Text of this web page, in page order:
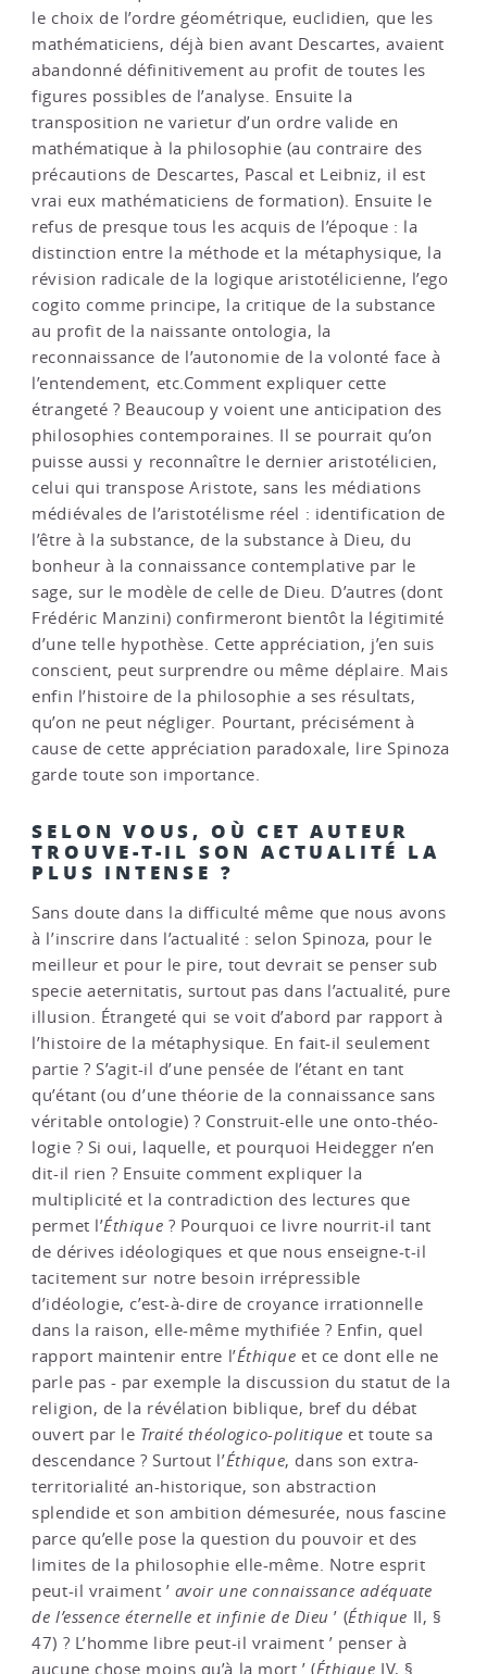
le choix de l’ordre géométrique, euclidien, que les
mathématiciens, déjà bien avant Descartes, avaient
abandonné définitivement au profit de toutes les
figures possibles de l’analyse. Ensuite la
transposition ne varietur d’un ordre valide en
mathématique à la philosophie (au contraire des
précautions de Descartes, Pascal et Leibniz, il est
vrai eux mathématiciens de formation). Ensuite le
refus de presque tous les acquis de l’époque : la
distinction entre la méthode et la métaphysique, la
révision radicale de la logique aristotélicienne, l’ego
cogito comme principe, la critique de la substance
au profit de la naissante ontologia, la
reconnaissance de l’autonomie de la volonté face à
l’entendement, etc.Comment expliquer cette
étrangeté ? Beaucoup y voient une anticipation des
philosophies contemporaines. Il se pourrait qu’on
puisse aussi y reconnaître le dernier aristotélicien,
celui qui transpose Aristote, sans les médiations
médiévales de l’aristotélisme réel : identification de
l’être à la substance, de la substance à Dieu, du
bonheur à la connaissance contemplative par le
sage, sur le modèle de celle de Dieu. D’autres (dont
Frédéric Manzini) confirmeront bientôt la légitimité
d’une telle hypothèse. Cette appréciation, j’en suis
conscient, peut surprendre ou même déplaire. Mais
enfin l’histoire de la philosophie a ses résultats,
qu’on ne peut négliger. Pourtant, précisément à
cause de cette appréciation paradoxale, lire Spinoza
garde toute son importance.
SELON VOUS, OÙ CET AUTEUR
TROUVE-T-IL SON ACTUALITÉ LA
PLUS INTENSE ?
Sans doute dans la difficulté même que nous avons
à l’inscrire dans l’actualité : selon Spinoza, pour le
meilleur et pour le pire, tout devrait se penser sub
specie aeternitatis, surtout pas dans l’actualité, pure
illusion. Étrangeté qui se voit d’abord par rapport à
l’histoire de la métaphysique. En fait-il seulement
partie ? S’agit-il d’une pensée de l’étant en tant
qu’étant (ou d’une théorie de la connaissance sans
véritable ontologie) ? Construit-elle une onto-théo-
logie ? Si oui, laquelle, et pourquoi Heidegger n’en
dit-il rien ? Ensuite comment expliquer la
multiplicité et la contradiction des lectures que
permet l’Éthique ? Pourquoi ce livre nourrit-il tant
de dérives idéologiques et que nous enseigne-t-il
tacitement sur notre besoin irrépressible
d’idéologie, c’est-à-dire de croyance irrationnelle
dans la raison, elle-même mythifiée ? Enfin, quel
rapport maintenir entre l’Éthique et ce dont elle ne
parle pas - par exemple la discussion du statut de la
religion, de la révélation biblique, bref du débat
ouvert par le Traité théologico-politique et toute sa
descendance ? Surtout l’Éthique, dans son extra-
territorialité an-historique, son abstraction
splendide et son ambition démesurée, nous fascine
parce qu’elle pose la question du pouvoir et des
limites de la philosophie elle-même. Notre esprit
peut-il vraiment ’ avoir une connaissance adéquate
de l’essence éternelle et infinie de Dieu ’ (Éthique II, §
47) ? L’homme libre peut-il vraiment ’ penser à
aucune chose moins qu’à la mort ’ (Éthique IV, §